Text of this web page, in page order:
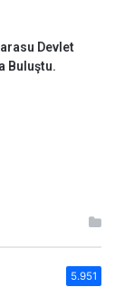
Devlet
Buluştu.
5.951